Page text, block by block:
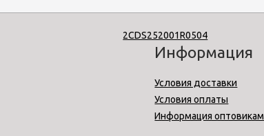
Информация
Условия доставки
Условия оплаты
Информация оптовикам